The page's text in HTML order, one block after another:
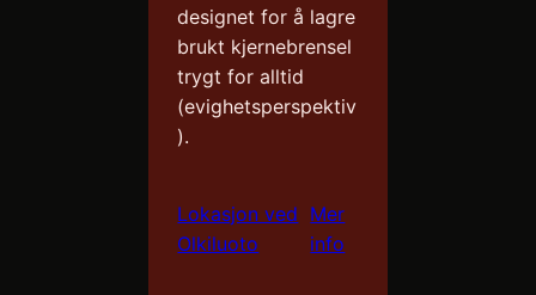
designet for å lagre
brukt kjernebrensel
trygt for alltid
(evighetsperspektiv
).
Lokasjon ved
Olkiluoto
Mer
info